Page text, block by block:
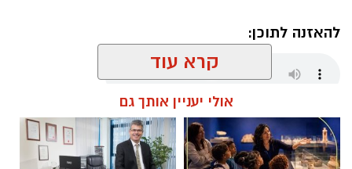
להאזנה לתוכן:
שחר כחלון / 01:54 07.08.26
קרא עוד
אולי יעניין אותך גם